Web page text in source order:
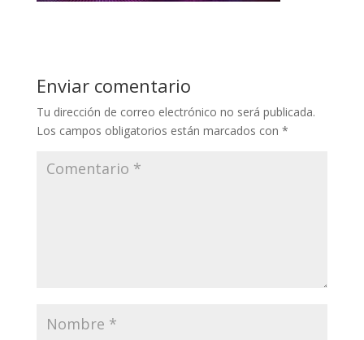
Enviar comentario
Tu dirección de correo electrónico no será publicada.
Los campos obligatorios están marcados con *